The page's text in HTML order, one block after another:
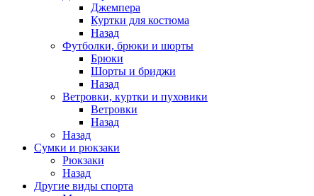
Джемпера
Куртки для костюма
Назад
Футболки, брюки и шорты
Брюки
Шорты и бриджи
Назад
Ветровки, куртки и пуховики
Ветровки
Назад
Назад
Сумки и рюкзаки
Рюкзаки
Назад
Другие виды спорта